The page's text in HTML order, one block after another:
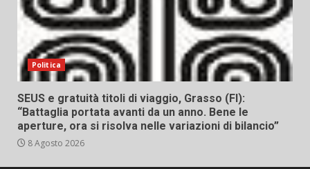
Politica
SEUS e gratuità titoli di viaggio, Grasso (FI):
“Battaglia portata avanti da un anno. Bene le
aperture, ora si risolva nelle variazioni di bilancio”
8 Agosto 2026